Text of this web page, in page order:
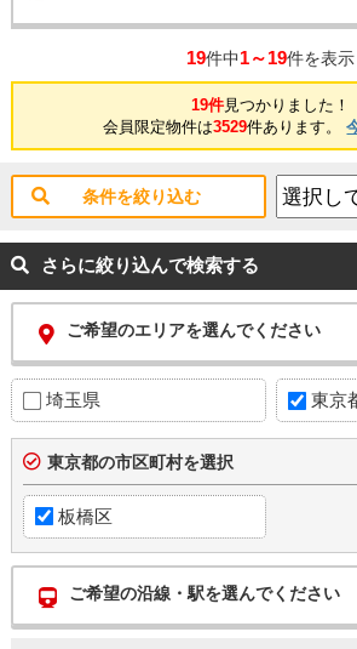
19件中1～19件を表示
19件見つかりました！
会員限定物件は3529件あります。
条件を絞り込む
さらに絞り込んで検索する
ご希望のエリアを選んでください
埼玉県 東京
東京都の市区町村を選択
板橋区
ご希望の沿線・駅を選んでください